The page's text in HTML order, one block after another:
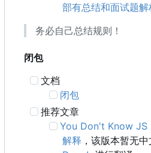
部有总结和面试题解
务必自己总结规则！
闭包
文档
闭包
推荐文章
You Don't Know JS
解释 ，该版本暂无